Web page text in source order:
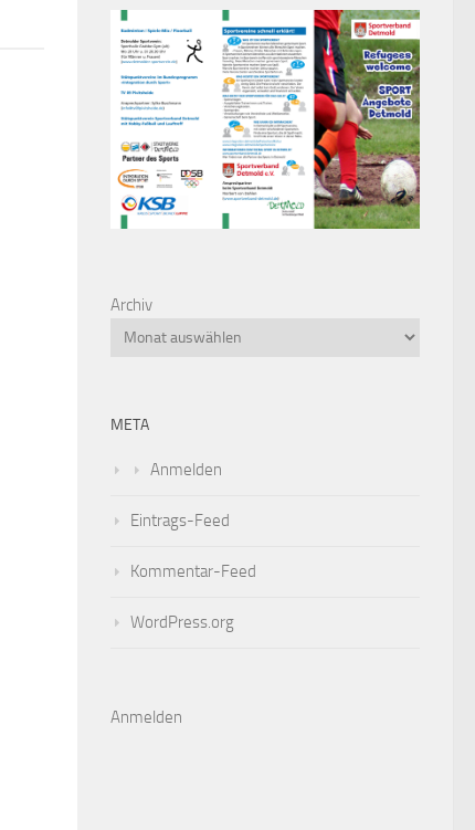
Archiv
META
Anmelden
Eintrags-Feed
Kommentar-Feed
WordPress.org
Anmelden